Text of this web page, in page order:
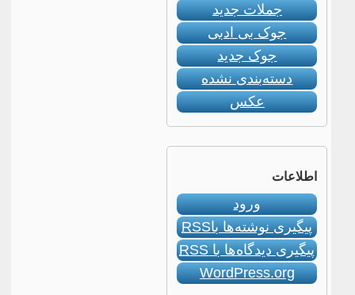
جملات جدید
جوک بی ادبی
جوک جدید
دسته‌بندی نشده
عکس
اطلاعات
ورود
پیگیری نوشته‌ها باRSS
پیگیری دیدگاه‌ها باRSS
WordPress.org